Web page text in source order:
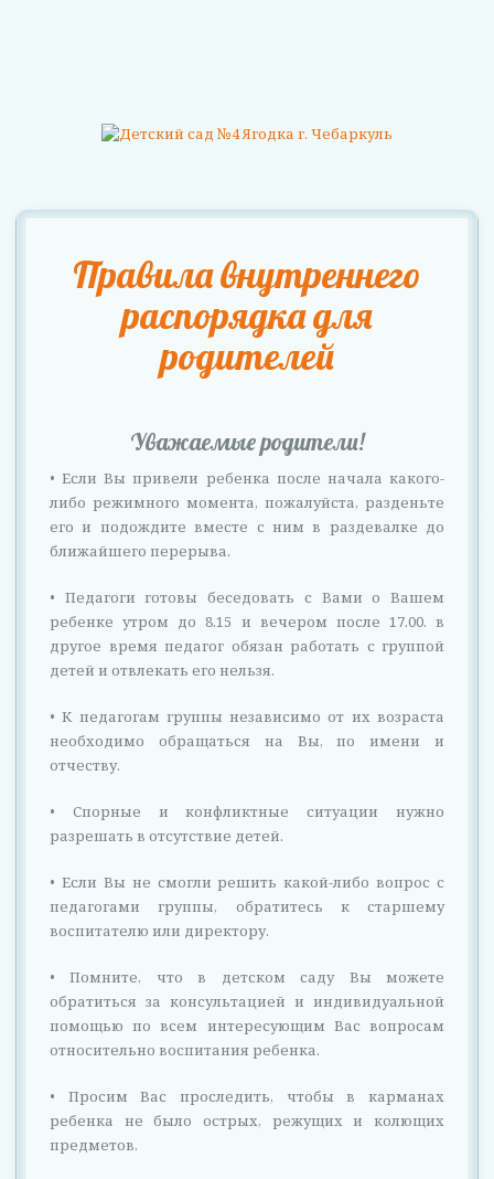
к
Правила внутреннего
распорядка для
родителей
Уважаемые родители!
• Если Вы привели ребенка после начала какого-
либо режимного момента, пожалуйста, разденьте
его и подождите вместе с ним в раздевалке до
ближайшего перерыва.
• Педагоги готовы беседовать с Вами о Вашем
ребенке утром до 8.15 и вечером после 17.00. в
другое время педагог обязан работать с группой
детей и отвлекать его нельзя.
• К педагогам группы независимо от их возраста
необходимо обращаться на Вы, по имени и
отчеству.
• Спорные и конфликтные ситуации нужно
разрешать в отсутствие детей.
• Если Вы не смогли решить какой-либо вопрос с
педагогами группы, обратитесь к старшему
воспитателю или директору.
• Помните, что в детском саду Вы можете
обратиться за консультацией и индивидуальной
помощью по всем интересующим Вас вопросам
относительно воспитания ребенка.
• Просим Вас проследить, чтобы в карманах
ребенка не было острых, режущих и колющих
предметов.